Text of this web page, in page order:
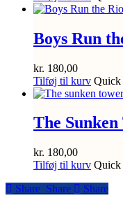
Boys Run
kr. 180,00
Tilføj til kurv
The
kr. 180,00
Tilføj til kurv
Share
Share Share Share